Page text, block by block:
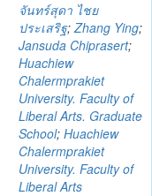
จันทร์สุดา ไชย
ประเสริฐ;Zhang Ying;
Jansuda Chiprasert;
Huachiew
Chalermprakiet
University. Faculty of
Liberal Arts. Graduate
School; Huachiew
Chalermprakiet
University. Faculty of
Liberal Arts